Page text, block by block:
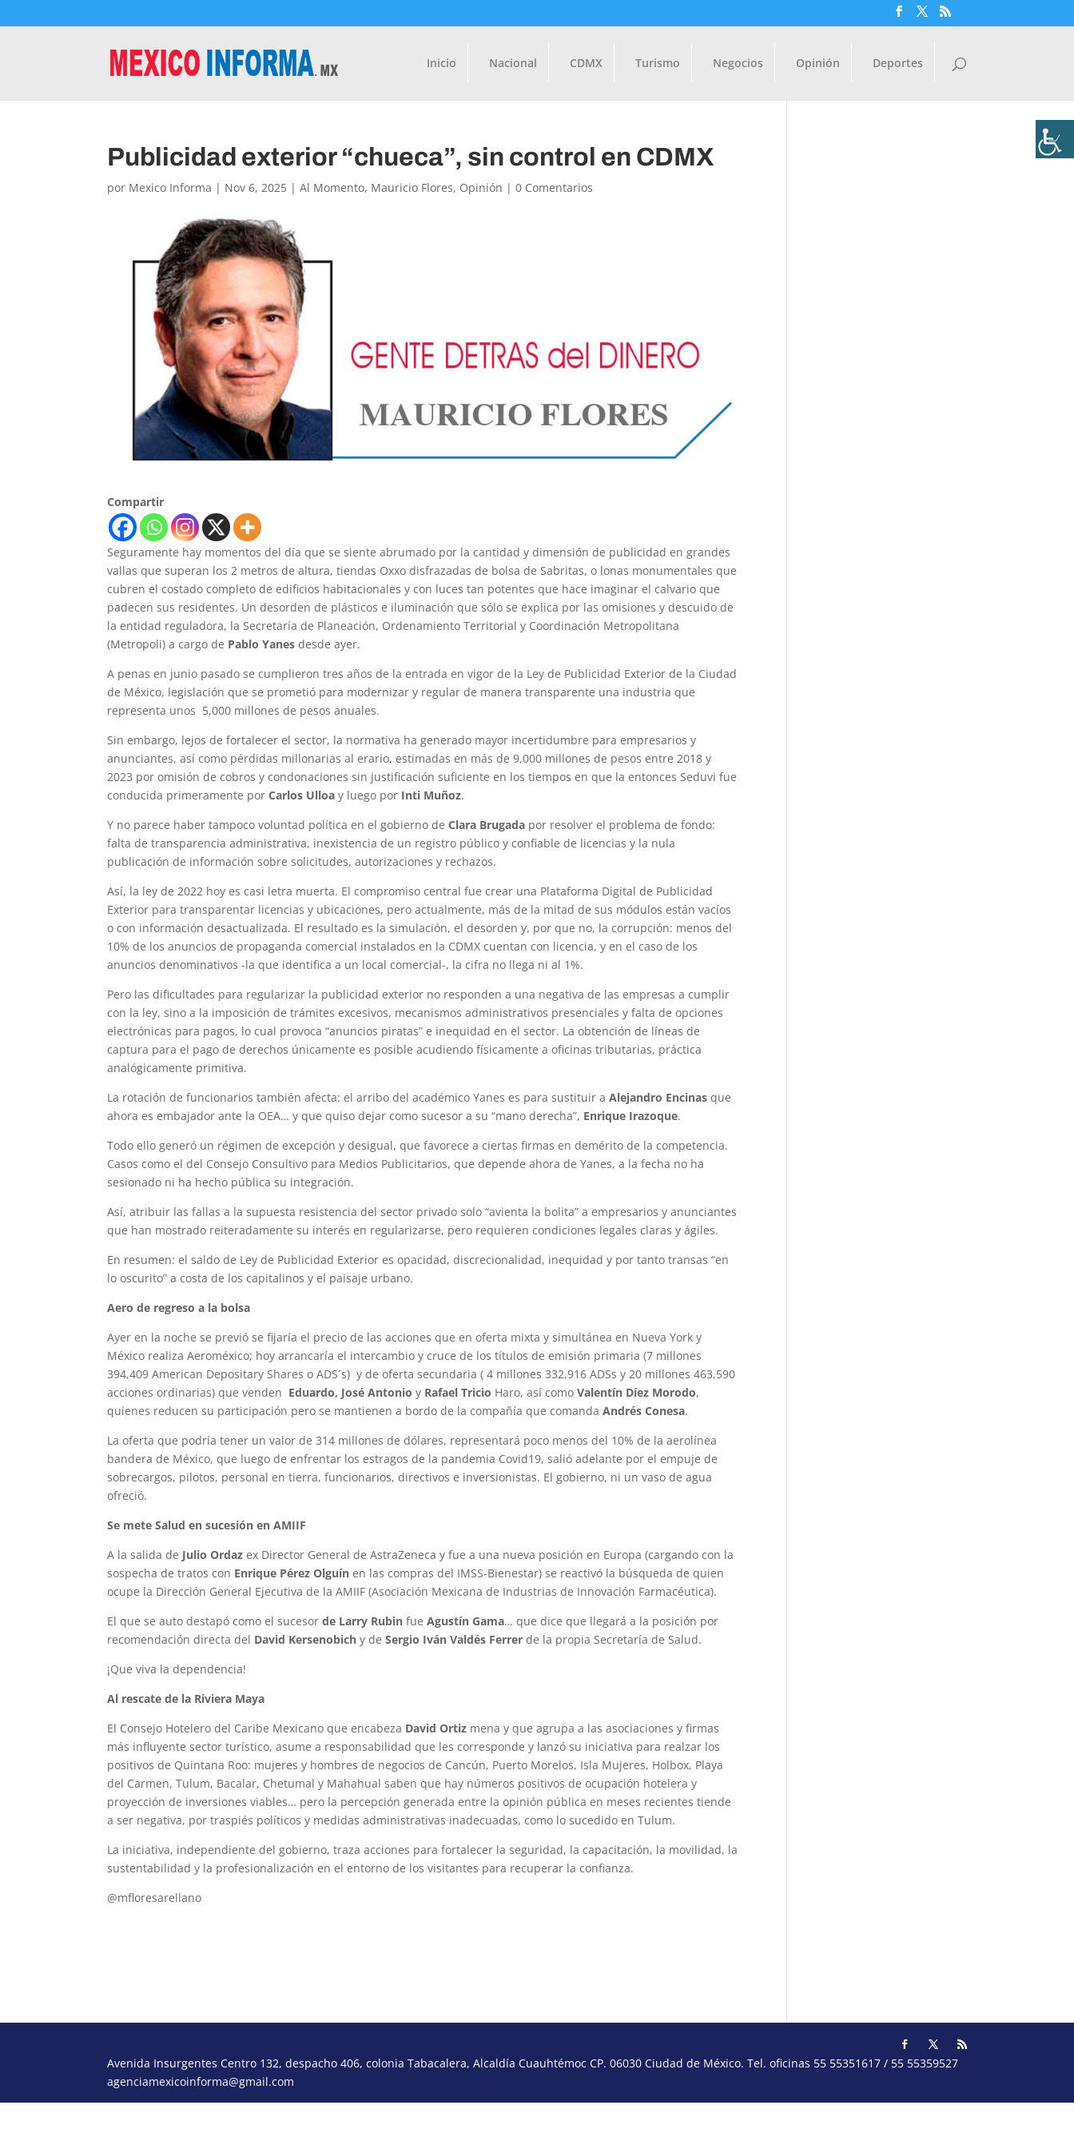
Inicio Nacional CDMX Turismo Negocios Opinión Deportes
Publicidad exterior “chueca”, sin control en CDMX
por Mexico Informa | Nov 6, 2025 |Al Momento, Mauricio Flores, Opinión |0 Comentarios
Compartir
Seguramente hay momentos del día que se siente abrumado por la cantidad y dimensión de publicidad en grandes
vallas que superan los 2 metros de altura, tiendas Oxxo disfrazadas de bolsa de Sabritas, o lonas monumentales que
cubren el costado completo de edificios habitacionales y con luces tan potentes que hace imaginar el calvario que
padecen sus residentes. Un desorden de plásticos e iluminación que sólo se explica por las omisiones y descuido de
la entidad reguladora, la Secretaría de Planeación, Ordenamiento Territorial y Coordinación Metropolitana
(Metropoli) a cargo de Pablo Yanes desde ayer.
A penas en junio pasado se cumplieron tres años de la entrada en vigor de la Ley de Publicidad Exterior de la Ciudad
de México, legislación que se prometió para modernizar y regular de manera transparente una industria que
representa unos 5,000 millones de pesos anuales.
Sin embargo, lejos de fortalecer el sector, la normativa ha generado mayor incertidumbre para empresarios y
anunciantes, así como pérdidas millonarias al erario, estimadas en más de 9,000 millones de pesos entre 2018 y
2023 por omisión de cobros y condonaciones sin justificación suficiente en los tiempos en que la entonces Seduvi fue
conducida primeramente porCarlos Ulloa y luego por Inti Muñoz.
Y no parece haber tampoco voluntad política en el gobierno deClara Brugada por resolver el problema de fondo:
falta de transparencia administrativa, inexistencia de un registro público y confiable de licencias y la nula
publicación de información sobre solicitudes, autorizaciones y rechazos.
Así, la ley de 2022 hoy es casi letra muerta. El compromiso central fue crear una Plataforma Digital de Publicidad
Exterior para transparentar licencias y ubicaciones, pero actualmente, más de la mitad de sus módulos están vacíos
o con información desactualizada. El resultado es la simulación, el desorden y, por que no, la corrupción: menos del
10% de los anuncios de propaganda comercial instalados en la CDMX cuentan con licencia, y en el caso de los
anuncios denominativos -la que identifica a un local comercial-, la cifra no llega ni al 1%.
Pero las dificultades para regularizar la publicidad exterior no responden a una negativa de las empresas a cumplir
con la ley, sino a la imposición de trámites excesivos, mecanismos administrativos presenciales y falta de opciones
electrónicas para pagos, lo cual provoca “anuncios piratas” e inequidad en el sector. La obtención de líneas de
captura para el pago de derechos únicamente es posible acudiendo físicamente a oficinas tributarias, práctica
analógicamente primitiva.
La rotación de funcionarios también afecta: el arribo del académico Yanes es para sustituir aAlejandro Encinas que
ahora es embajador ante la OEA… y que quiso dejar como sucesor a su “mano derecha”, Enrique Irazoque.
Todo ello generó un régimen de excepción y desigual, que favorece a ciertas firmas en demérito de la competencia.
Casos como el del Consejo Consultivo para Medios Publicitarios, que depende ahora de Yanes, a la fecha no ha
sesionado ni ha hecho pública su integración.
Así, atribuir las fallas a la supuesta resistencia del sector privado solo “avienta la bolita” a empresarios y anunciantes
que han mostrado reiteradamente su interés en regularizarse, pero requieren condiciones legales claras y ágiles.
En resumen: el saldo de Ley de Publicidad Exterior es opacidad, discrecionalidad, inequidad y por tanto transas “en
lo oscurito” a costa de los capitalinos y el paisaje urbano.
Aero de regreso a la bolsa
Ayer en la noche se previó se fijaría el precio de las acciones que en oferta mixta y simultánea en Nueva York y
México realiza Aeroméxico; hoy arrancaría el intercambio y cruce de los títulos de emisión primaria (7 millones
394,409 American Depositary Shares o ADS´s) y de oferta secundaria ( 4 millones 332,916 ADSs y 20 millones 463,590
acciones ordinarias) que venden Eduardo, José Antonio y Rafael Tricio Haro, así comoValentín Díez Morodo,
quienes reducen su participación pero se mantienen a bordo de la compañía que comandaAndrés Conesa.
La oferta que podría tener un valor de 314 millones de dólares, representará poco menos del 10% de la aerolínea
bandera de México, que luego de enfrentar los estragos de la pandemia Covid19, salió adelante por el empuje de
sobrecargos, pilotos, personal en tierra, funcionarios, directivos e inversionistas. El gobierno, ni un vaso de agua
ofreció.
Se mete Salud en sucesión en AMIIF
A la salida de Julio Ordaz ex Director General de AstraZeneca y fue a una nueva posición en Europa (cargando con la
sospecha de tratos con Enrique Pérez Olguín en las compras del IMSS-Bienestar) se reactivó la búsqueda de quien
ocupe la Dirección General Ejecutiva de la AMIIF (Asociación Mexicana de Industrias de Innovación Farmacéutica).
El que se auto destapó como el sucesorde Larry Rubin fueAgustín Gama… que dice que llegará a la posición por
recomendación directa del David Kersenobich y deSergio Iván Valdés Ferrer de la propia Secretaría de Salud.
¡Que viva la dependencia!
Al rescate de la Riviera Maya
El Consejo Hotelero del Caribe Mexicano que encabeza David Ortiz mena y que agrupa a las asociaciones y firmas
más influyente sector turístico, asume a responsabilidad que les corresponde y lanzó su iniciativa para realzar los
positivos de Quintana Roo: mujeres y hombres de negocios de Cancún, Puerto Morelos, Isla Mujeres, Holbox, Playa
del Carmen, Tulum, Bacalar, Chetumal y Mahahual saben que hay números positivos de ocupación hotelera y
proyección de inversiones viables… pero la percepción generada entre la opinión pública en meses recientes tiende
a ser negativa, por traspiés políticos y medidas administrativas inadecuadas, como lo sucedido en Tulum.
La iniciativa, independiente del gobierno, traza acciones para fortalecer la seguridad, la capacitación, la movilidad, la
sustentabilidad y la profesionalización en el entorno de los visitantes para recuperar la confianza.
@mfloresarellano
Avenida Insurgentes Centro 132, despacho 406, colonia Tabacalera, Alcaldía Cuauhtémoc CP. 06030 Ciudad de México. Tel. oficinas 55 55351617 / 55 55359527
agenciamexicoinforma@gmail.com